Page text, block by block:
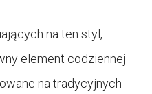
na ten styl,
element codziennej
na tradycyjnych